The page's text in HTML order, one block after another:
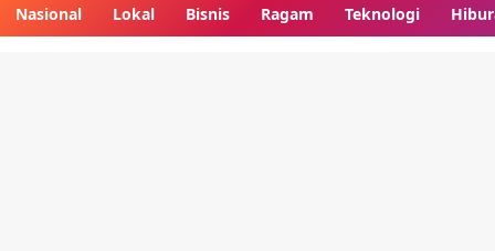
Nasional Lokal Bisnis Ragam Teknologi